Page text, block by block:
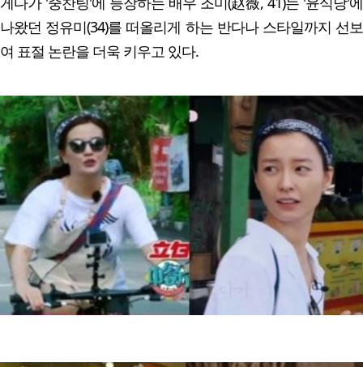
나왔던 정유미(34)를 떠올리게 하는 반다나 스타일까지 선보
여 표절 논란을 더욱 키우고 있다.